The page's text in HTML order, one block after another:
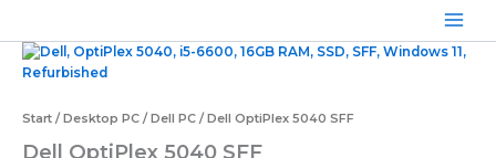
springen
Start / Desktop PC / Dell PC / Dell OptiPlex 5040 SFF
Dell OptiPlex 5040 SFF